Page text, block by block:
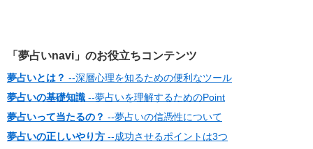
「夢占いnavi」のお役立ちコンテンツ
夢占いとは？ --深層心理を知るための便利なツール
夢占いの基礎知識 --夢占いを理解するためのPoint
夢占いって当たるの？ --夢占いの信憑性について
夢占いの正しいやり方 --成功させるポイントは3つ